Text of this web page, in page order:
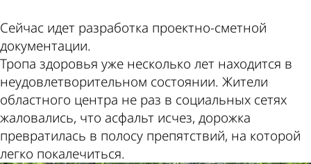
Сейчас идет разработка проектно-сметной
документации.
Тропа здоровья уже несколько лет находится в
неудовлетворительном состоянии. Жители
областного центра не раз в социальных сетях
жаловались, что асфальт исчез, дорожка
превратилась в полосу препятствий, на которой
легко покалечиться.